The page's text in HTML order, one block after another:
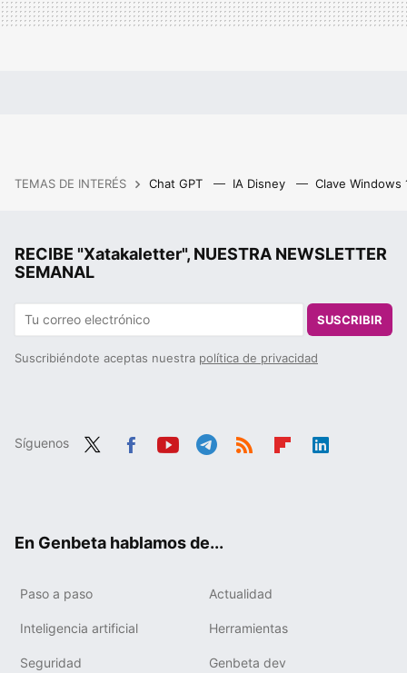
TEMAS DE INTERÉS Chat GPT IA Disney Clave Windows
RECIBE "Xatakaletter", NUESTRA NEWSLETTER
SEMANAL
SUSCRIBIR
Suscribiéndote aceptas nuestra política de privacidad
Síguenos
En Genbeta hablamos de...
Paso a paso Actualidad
Inteligencia artificial Herramientas
Seguridad Genbeta dev